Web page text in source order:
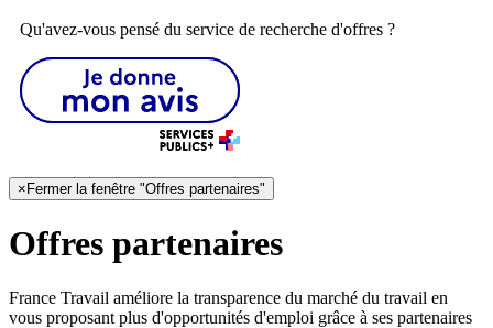
Qu'avez-vous pensé du service de recherche d'offres ?
× Fermer la fenêtre "Offres partenaires"
Offres partenaires
France Travail améliore la transparence du marché du travail en
vous proposant plus d'opportunités d'emploi grâce à ses partenaires